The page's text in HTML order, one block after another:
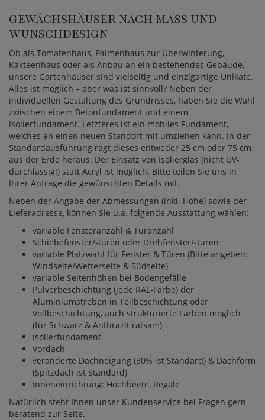
GEWÄCHSHÄUSER NACH MASS UND W
UNSCHDESIGN
Ob als Tomatenhaus, Palmenhaus zur Überwinterung,
Kakteenhaus oder als Anbau an ein bestehendes Gebäude,
unsere Gartenhäuser sind vielseitig und einzigartige Unikate.
Alles ist möglich – aber was ist sinnvoll? Neben der
individuellen Gestaltung des Grundrisses, haben Sie die Wahl
zwischen einem Betonfundament und einem
Isolierfundament. Letzteres ist ein mobiles Fundament,
welches an einen neuen Standort mit umziehen kann. In der
Standardausführung ragt dieses entweder 25 cm oder 75 cm
aus der Erde heraus. Der Einsatz von Isolierglas (nicht UV-
durchlässig!) statt Acryl ist möglich. Bitte teilen Sie uns in
Ihrer Anfrage die gewünschten Details mit.
Neben der Angabe der Abmessungen (inkl. Höhe) sowie der
Lieferadresse, können Sie u.a. folgende Ausstattung wählen:
variable Fensteranzahl & Türanzahl
Schiebefenster/-türen oder Drehfenster/-türen
variable Platzwahl für Fenster & Türen (Bitte angeben:
Windseite/Wetterseite & Südseite)
variable Seitenhöhen bei Bodengefälle
Pulverbeschichtung (jede RAL-Farbe) der
Aluminiumstreben in Teilbeschichtung oder
Vollbeschichtung, auch strukturierte Farben möglich
(für Schwarz & Anthrazit ratsam)
Isolierfundament
Vordach
veränderte Dachneigung (30% ist Standard) & Dachform
(Spitzdach ist Standard)
Inneneinrichtung: Hochbeete, Regale
Natürlich steht Ihnen unser Kundenservice bei Fragen gern
beratend zur Seite.